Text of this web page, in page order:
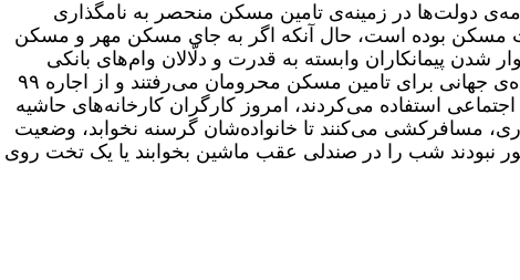
دولت‌ها در زمینه‌ی تامین مسکن منحصر به نامگذاری
بوده است، حال آنکه اگر به جای مسکن مهر و مسکن
پیمانکاران وابسته به قدرت و دلّالان وام‌های بانکی
نداشته است، سراغ طرح‌های جواب پس داده‌ی جهانی برای تامین مسکن محرومان می‌رفتند و از اجاره ۹۹
استفاده می‌کردند، امروز کارگران کارخانه‌های حاشیه
مسافرکشی می‌کنند تا خانواده‌شان گرسنه نخوابد، وضعیت
نبودند شب را در صندلی عقب ماشین بخوابند یا یک تخت روی